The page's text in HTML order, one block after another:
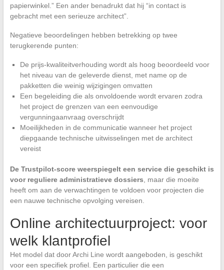
papierwinkel.” Een ander benadrukt dat hij “in contact is
gebracht met een serieuze architect”.
Negatieve beoordelingen hebben betrekking op twee
terugkerende punten:
De prijs-kwaliteitverhouding wordt als hoog beoordeeld voor
het niveau van de geleverde dienst, met name op de
pakketten die weinig wijzigingen omvatten
Een begeleiding die als onvoldoende wordt ervaren zodra
het project de grenzen van een eenvoudige
vergunningaanvraag overschrijdt
Moeilijkheden in de communicatie wanneer het project
diepgaande technische uitwisselingen met de architect
vereist
De Trustpilot-score weerspiegelt een service die geschikt is
voor reguliere administratieve dossiers , maar die moeite
heeft om aan de verwachtingen te voldoen voor projecten die
een nauwe technische opvolging vereisen.
Online architectuurproject: voor
welk klantprofiel
Het model dat door Archi Line wordt aangeboden, is geschikt
voor een specifiek profiel. Een particulier die een